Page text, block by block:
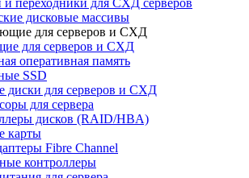
переходники для СХД серверов
дисковые массивы
для серверов и СХД
оперативная память
SSD
диски для серверов и СХД
для сервера
дисков (RAID/HBA)
карты
Fibre Channel
контроллеры